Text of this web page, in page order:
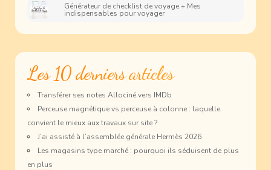
Générateur de checklist de voyage + Mes
indispensables pour voyager
Les 10 derniers articles
Transférer ses notes Allociné vers IMDb
Perceuse magnétique vs perceuse à colonne : laquelle
convient le mieux aux travaux sur site ?
J’ai assisté à l’assemblée générale Hermès 2026
Les magasins type marché : pourquoi ils séduisent de plus
en plus